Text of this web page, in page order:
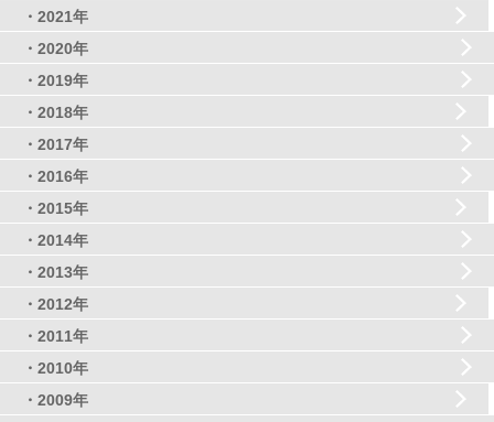
・2021年
・2020年
・2019年
・2018年
・2017年
・2016年
・2015年
・2014年
・2013年
・2012年
・2011年
・2010年
・2009年